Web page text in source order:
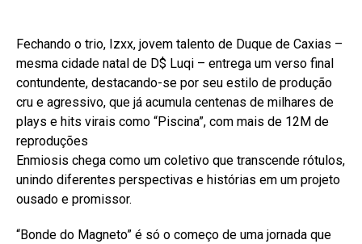
Fechando o trio, Izxx, jovem talento de Duque de Caxias –
mesma cidade natal de D$ Luqi – entrega um verso final
contundente, destacando-se por seu estilo de produção
cru e agressivo, que já acumula centenas de milhares de
plays e hits virais como “Piscina”, com mais de 12M de
reproduções
Enmiosis chega como um coletivo que transcende rótulos,
unindo diferentes perspectivas e histórias em um projeto
ousado e promissor.
“Bonde do Magneto” é só o começo de uma jornada que